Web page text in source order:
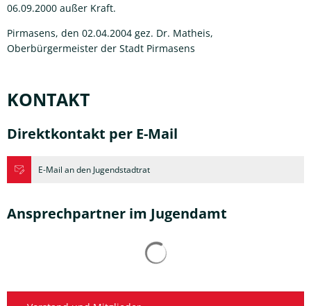
06.09.2000 außer Kraft.
Pirmasens, den 02.04.2004 gez. Dr. Matheis,
Oberbürgermeister der Stadt Pirmasens
KONTAKT
Direktkontakt per E-Mail
E-Mail an den Jugendstadtrat
Ansprechpartner im Jugendamt